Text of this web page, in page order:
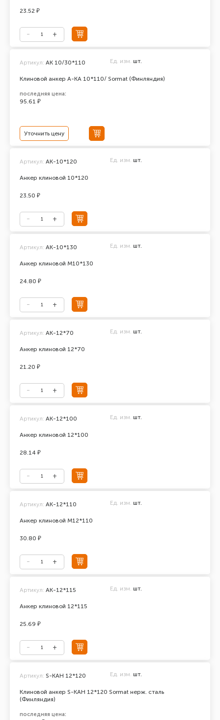
23.52 ₽
Клиновой анкер A-KA 10*110/ Sormat (Финляндия)
Артикул: AK 10/30*110 Ед. изм. шт.
последняя цена:
95.61 ₽
Уточнить цену
Анкер клиновой 10*120
Артикул: АК-10*120 Ед. изм. шт.
23.50 ₽
Анкер клиновой М10*130
Артикул: АК-10*130 Ед. изм. шт.
24.80 ₽
Анкер клиновой 12*70
Артикул: АК-12*70 Ед. изм. шт.
21.20 ₽
Анкер клиновой 12*100
Артикул: АК-12*100 Ед. изм. шт.
28.14 ₽
Анкер клиновой М12*110
Артикул: AK-12*110 Ед. изм. шт.
30.80 ₽
Анкер клиновой 12*115
Артикул: АК-12*115 Ед. изм. шт.
25.69 ₽
Клиновой анкер S-KAH 12*120 Sormat нерж. сталь
(Финляндия)
Артикул: S-KAH 12*120 Ед. изм. шт.
последняя цена: